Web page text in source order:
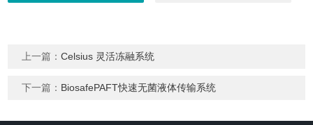
上一篇：Celsius 灵活冻融系统
下一篇： BiosafePAFT快速无菌液体传输系统